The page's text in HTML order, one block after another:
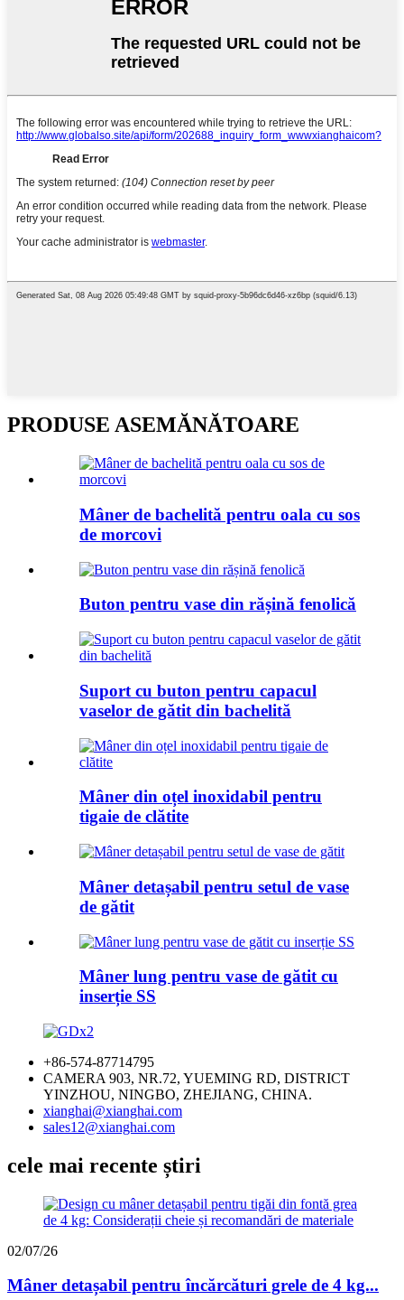
PRODUSE ASEMĂNĂTOARE
Mâner de bachelită pentru oala cu sos
de morcovi
Buton pentru vase din rășină fenolică
Suport cu buton pentru capacul
vaselor de gătit din bachelită
Mâner din oțel inoxidabil pentru
tigaie de clătite
Mâner detașabil pentru setul de vase
de gătit
Mâner lung pentru vase de gătit cu
inserție SS
+86-574-87714795
CAMERA 903, NR.72, YUEMING RD, DISTRICT
YINZHOU, NINGBO, ZHEJIANG, CHINA.
xianghai@xianghai.com
sales12@xianghai.com
cele mai recente știri
02/07/26
Mâner detașabil pentru încărcături grele de 4 kg...